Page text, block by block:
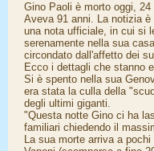
Gino Paoli è morto oggi,
Aveva 91 anni. La notizia
una nota ufficiale, in cui si
serenamente nella sua
circondato dall'affetto dei
Ecco i dettagli che stanno
Si è spento nella sua
era stata la culla della
degli ultimi giganti.
"Questa notte Gino ci ha
familiari chiedendo il
La sua morte arriva a